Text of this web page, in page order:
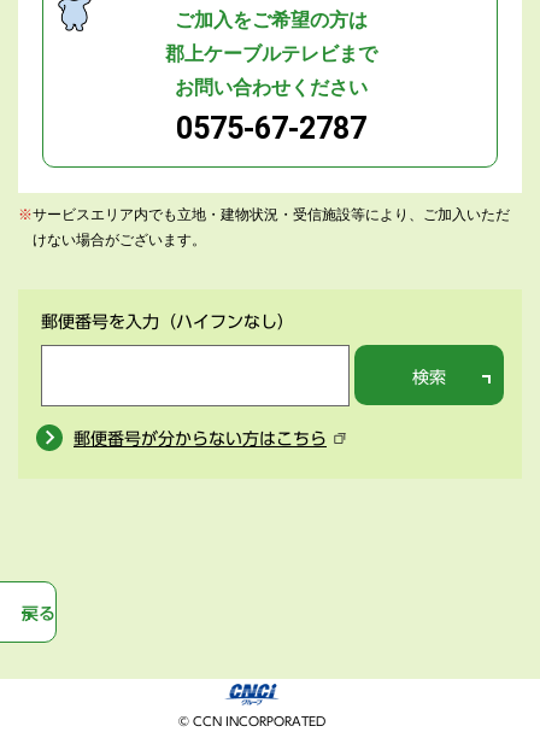
ご加入をご希望の方は
郡上ケーブルテレビまで
お問い合わせください
0575-67-2787
※サービスエリア内でも立地・建物状況・受信施設等により、ご加入いただ
けない場合がございます。
郵便番号を入力 （ハイフンなし）
検索
郵便番号が分からない方はこちら
戻る
© CCN INCORPORATED